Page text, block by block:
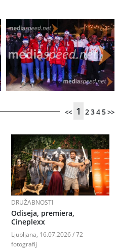
<< 1 2345>>
DRUŽABNOSTI
Odiseja, premiera,
Cineplexx
Ljubljana, 16.07.2026 / 72
fotografij